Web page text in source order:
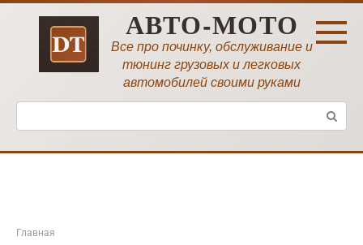
Перейти
АВТО-МОТО
Все про починку, обслуживание и
тюнинг грузовых и легковых
автомобилей своими руками
Поиск:
Главная